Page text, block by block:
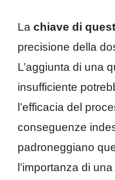
La chiave di
precisione della
L’aggiunta di una
insufficiente
l’efficacia del
conseguenze
padroneggiano
l’importanza di